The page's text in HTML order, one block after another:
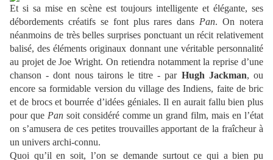
Et si sa mise en scène est toujours intelligente et élégante, ses
débordements créatifs se font plus rares dans Pan. On notera
néanmoins de très belles surprises ponctuant un récit relativement
balisé, des éléments originaux donnant une véritable personnalité
au projet de Joe Wright. On retiendra notamment la reprise d’une
chanson - dont nous tairons le titre - par Hugh Jackman, ou
encore sa formidable version du village des Indiens, faite de bric
et de brocs et bourrée d’idées géniales. Il en aurait fallu bien plus
pour que Pansoit considéré comme un grand film, mais en l’état
on s’amusera de ces petites trouvailles apportant de la fraîcheur à
un univers archi-connu.
Quoi qu’il en soit, l’on se demande surtout ce qui a bien pu